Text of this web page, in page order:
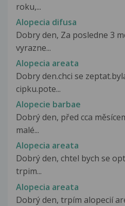
roku,...
Alopecia difusa
Dobry den, Za posledne 3
vyrazne...
Alopecia areata
Dobry den.chci se
cipku.pote...
Alopecie barbae
Dobrý den, před cca
malé...
Alopecia areata
Dobrý den, chtel bych se
trpim...
Alopecia areata
Dobrý den, trpím alopecií